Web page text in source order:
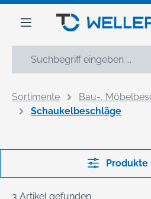
springen
Sortimente
Bau-,
Schaukelbeschläge
3 Artikel gefunden